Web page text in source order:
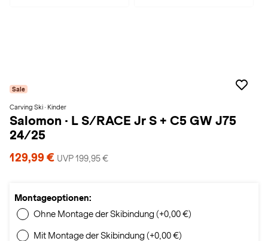
Sale
Carving Ski · Kinder
Salomon · L S/RACE Jr S + C5 GW J75
24/25
129,99 € UVP 199,95 €
Montageoptionen:
Ohne Montage der Skibindung (+0,00 €)
Mit Montage der Skibindung (+0,00 €)